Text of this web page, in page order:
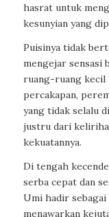
hasrat untuk
kesunyian yang
Puisinya tidak
mengejar sensasi
ruang-ruang kecil
percakapan,
yang tidak selalu
justru dari
kekuatannya.
Di tengah
serba cepat dan
Umi hadir sebagai
menawarkan